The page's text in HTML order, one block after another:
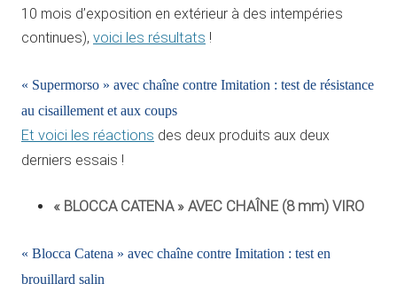
10 mois d’exposition en extérieur à des intempéries
continues), voici les résultats !
« Supermorso » avec chaîne contre Imitation : test de résistance
au cisaillement et aux coups
Et voici les réactions des deux produits aux deux
derniers essais !
« BLOCCA CATENA » AVEC CHAÎNE (8 mm) VIRO
« Blocca Catena » avec chaîne contre Imitation : test en
brouillard salin